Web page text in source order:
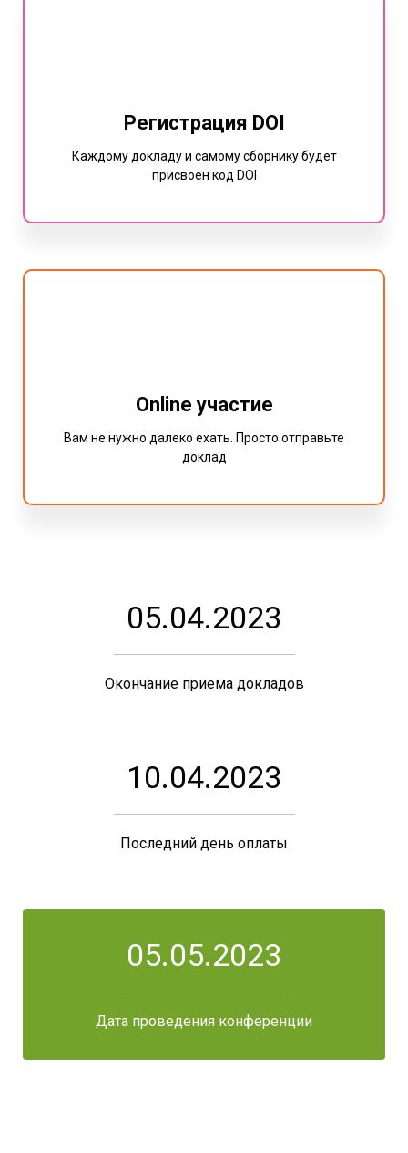
Регистрация DOI
Каждому докладу и самому сборнику будет
присвоен код DOI
Online участие
Вам не нужно далеко ехать. Просто отправьте
доклад
05.04.2023
Окончание приема докладов
10.04.2023
Последний день оплаты
05.05.2023
Дата проведения конференции